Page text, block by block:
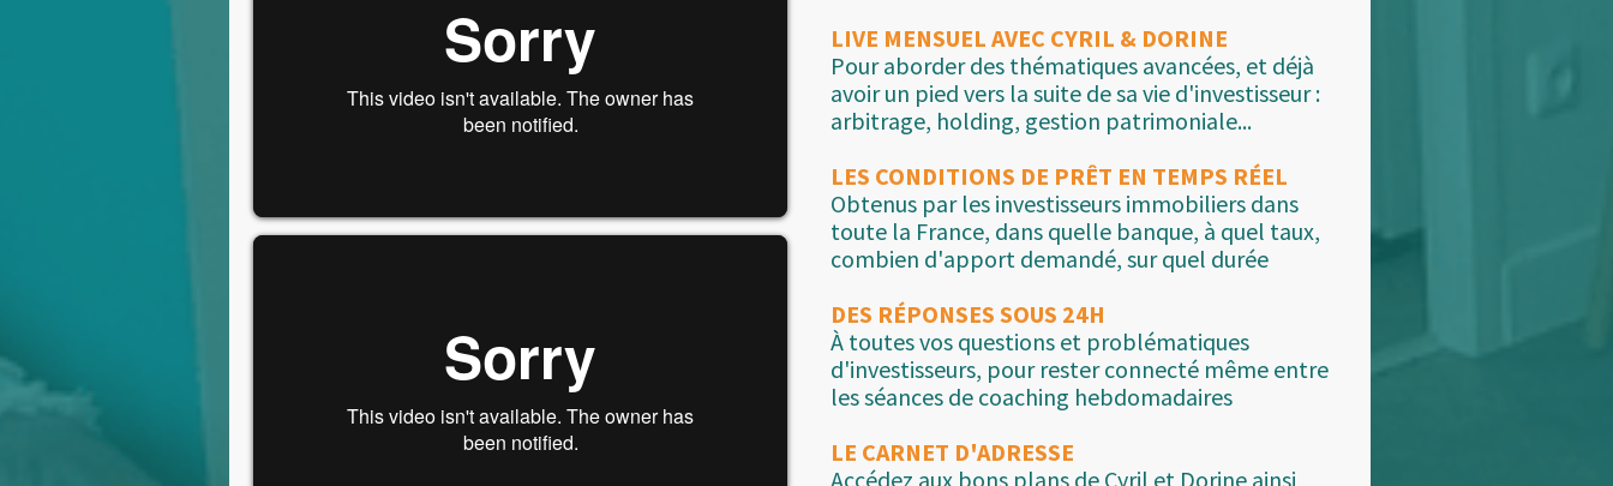
LIVE MENSUEL AVEC CYRIL & DORINE
Pour aborder des thématiques avancées, et déjà
avoir un pied vers la suite de sa vie d'investisseur :
arbitrage, holding, gestion patrimoniale...
LES CONDITIONS DE PRÊT EN TEMPS RÉEL
Obtenus par les investisseurs immobiliers dans
toute la France, dans quelle banque, à quel taux,
combien d'apport demandé, sur quel durée
DES RÉPONSES SOUS 24H
À toutes vos questions et problématiques
d'investisseurs, pour rester connecté même entre
les séances de coaching hebdomadaires
LE CARNET D'ADRESSE
Accédez aux bons plans de Cyril et Dorine ainsi